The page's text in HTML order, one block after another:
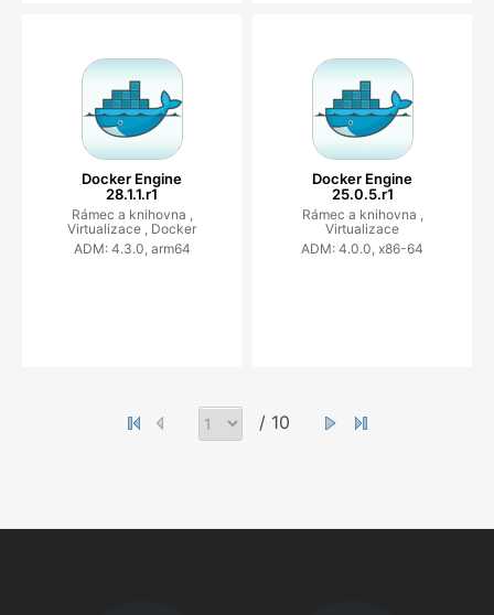
Docker Engine
28.1.1.r1
Rámec a knihovna ,
Virtualizace , Docker
ADM: 4.3.0, arm64
Docker Engine
25.0.5.r1
Rámec a knihovna ,
Virtualizace
ADM: 4.0.0, x86-64
/ 10